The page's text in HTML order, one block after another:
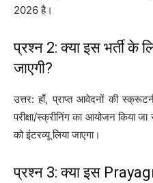
2026 है।
प्रश्न 2: क्या इस भर्ती के
जाएगी?
उत्तर: हाँ, प्राप्त आवेदनों की
परीक्षा/स्क्रीनिंग का आयोजन किया
को इंटरव्यू लिया जाएगा।
प्रश्न 3: क्या इस